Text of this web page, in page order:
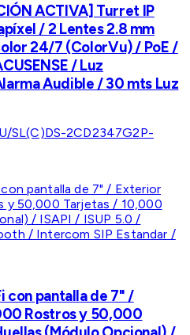
ACTIVA] Turret IP
/ 2 Lentes 2.8 mm
24/7 (ColorVu) / PoE /
/ Luz
Audible / 30 mts Luz
SL(C)DS-2CD2347G2P-
con pantalla de 7" /
Rostros y 50,000